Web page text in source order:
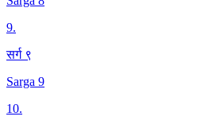
9.
सर्ग ९
Sarga 9
10.